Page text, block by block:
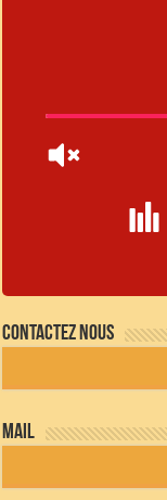
RADIO
PLAYER
RADIO
by
WordPress
Contactez nous
mail